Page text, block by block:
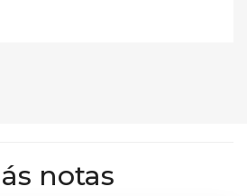
notas